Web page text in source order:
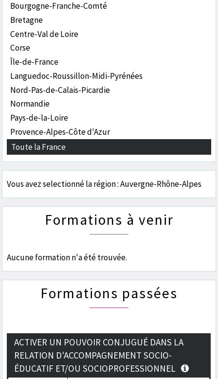
Bourgogne-Franche-Comté
Bretagne
Centre-Val de Loire
Corse
Île-de-France
Languedoc-Roussillon-Midi-Pyrénées
Nord-Pas-de-Calais-Picardie
Normandie
Pays-de-la-Loire
Provence-Alpes-Côte d'Azur
Toute la France
Vous avez selectionné la région : Auvergne-Rhône-Alpes
Formations à venir
Aucune formation n'a été trouvée.
Formations passées
ACTIVER UN POUVOIR CONJUGUÉ DANS LA
RELATION D'ACCOMPAGNEMENT SOCIO-
ÉDUCATIF ET/OU SOCIOPROFESSIONNEL